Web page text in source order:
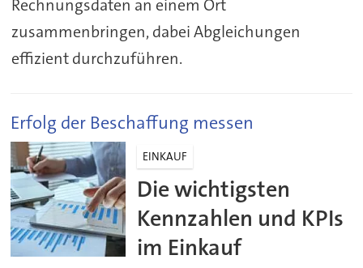
Rechnungsdaten an einem Ort
zusammenbringen, dabei Abgleichungen
effizient durchzuführen.
Erfolg der Beschaffung messen
EINKAUF
Die wichtigsten
Kennzahlen und KPIs
im Einkauf